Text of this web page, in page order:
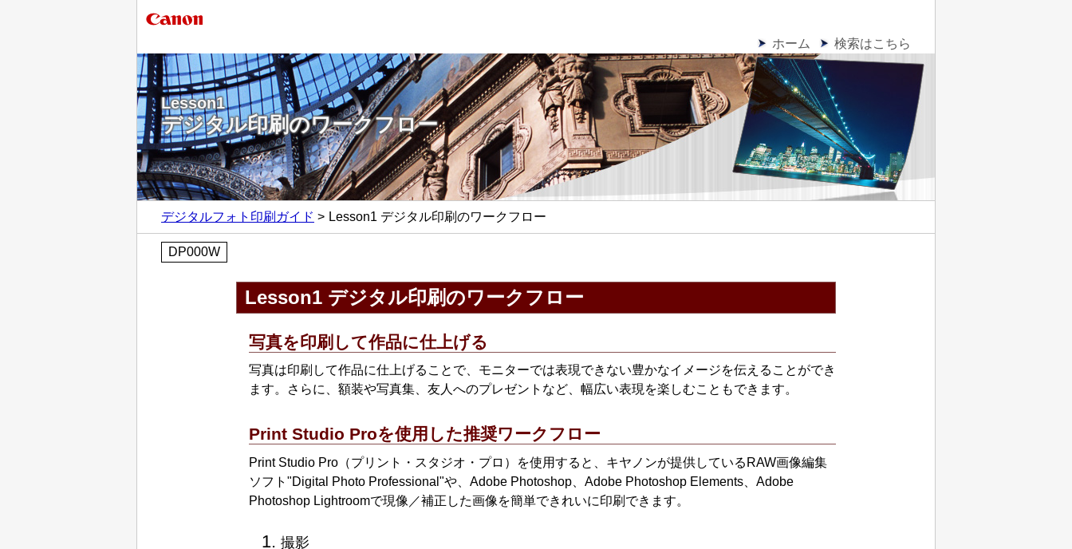
ホーム 検索はこちら
Lesson1
デジタル印刷のワークフロー
デジタルフォト印刷ガイド Lesson1 デジタル印刷のワークフロー
DP000W
Lesson1 デジタル印刷のワークフロー
写真を印刷して作品に仕上げる
写真は印刷して作品に仕上げることで、モニターでは表現できない豊かなイメージを伝えることができ
ます。
さらに、額装や写真集、友人へのプレゼントなど、幅広い表現を楽しむこともできます。
Print Studio Proを使用した推奨ワークフロー
Print Studio Pro （プリント・スタジオ・プロ）を使用すると、 キヤノンが提供している RAW画像編集
ソフト"Digital Photo Professional "や、 Adobe Photoshop Adobe Photoshop Elements
Adobe
Photoshop Lightroomで現像／補正した画像を簡単できれいに印刷できます。
撮影